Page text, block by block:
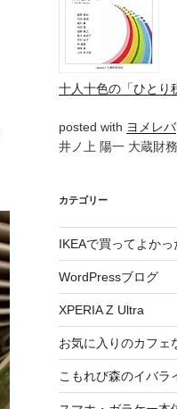
十人十色の「ひとり
posted with ヨメレバ
井ノ上 陽一 大蔵財
カテゴリー
IKEAで買ってよかっ
WordPressブログ
XPERIA Z Ultra
お気に入りのカフェ
こもれび森のイバラ